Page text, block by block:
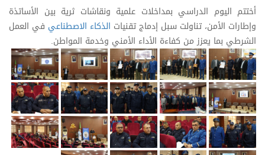
أختتم اليوم الدراسي بمداخلات علمية ونقاشات ثرية بين الأساتذة
وإطارات الأمن، تناولت سبل إدماج تقنيات الذكاء الاصطناعي في العمل
الشرطي بما يعزز من كفاءة الأداء الأمني وخدمة المواطن.